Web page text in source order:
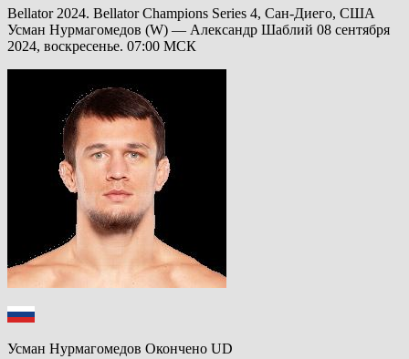
Bellator 2024. Bellator Champions Series 4, Сан-Диего, США
Усман Нурмагомедов (W) — Александр Шаблий 08 сентября
2024, воскресенье. 07:00 МСК
Усман Нурмагомедов Окончено UD